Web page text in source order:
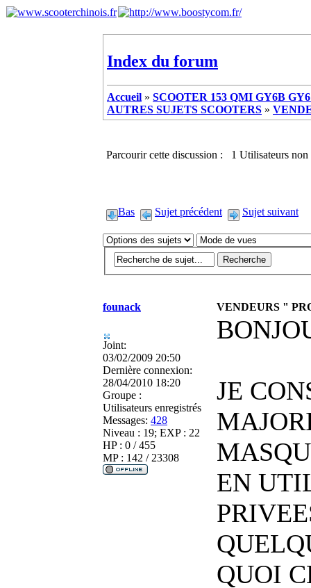
Index du forum
Accueil » SCOOTER 153 QMI GY6B
AUTRES SUJETS SCOOTERS »
Parcourir cette discussion : 1 Utilisateurs non
Bas Sujet précédent Sujet suivant
founack VENDEURS "
Joint:
03/02/2009 20:50
Dernière connexion:
28/04/2010 18:20
Groupe :
Utilisateurs enregistrés
Messages: 428
Niveau : 19; EXP : 22
HP : 0 / 455
MP : 142 / 23308
JE
EN
QUOI